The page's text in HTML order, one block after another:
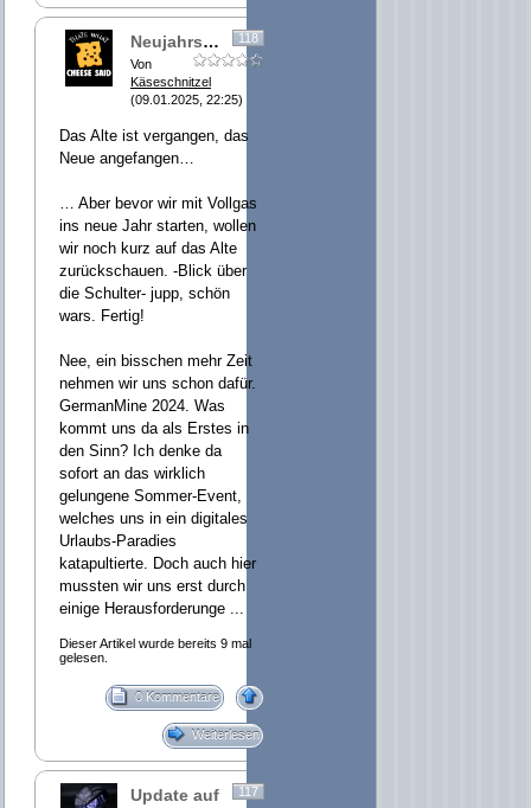
118
Neujahrsgruß
Von
Käseschnitzel
(09.01.2025, 22:25)
Das Alte ist vergangen, das
Neue angefangen…
… Aber bevor wir mit Vollgas
ins neue Jahr starten, wollen
wir noch kurz auf das Alte
zurückschauen. -Blick über
die Schulter- jupp, schön
wars. Fertig!
Nee, ein bisschen mehr Zeit
nehmen wir uns schon dafür.
GermanMine 2024. Was
kommt uns da als Erstes in
den Sinn? Ich denke da
sofort an das wirklich
gelungene Sommer-Event,
welches uns in ein digitales
Urlaubs-Paradies
katapultierte. Doch auch hier
mussten wir uns erst durch
einige Herausforderunge ...
Dieser Artikel wurde bereits 9 mal
gelesen.
0 Kommentare
Weiterlesen
117
Update auf